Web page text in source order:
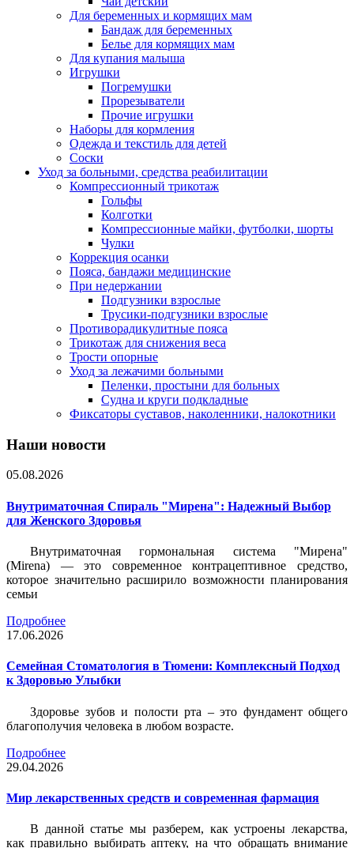
Для беременных и кормящих мам
Бандаж для беременных
Белье для кормящих мам
Для купания малыша
Игрушки
Погремушки
Прорезыватели
Прочие игрушки
Наборы для кормления
Одежда и текстиль для детей
Соски
Уход за больными, средства реабилитации
Компрессионный трикотаж
Гольфы
Колготки
Компрессионные майки, футболки, шорты
Чулки
Коррекция осанки
Пояса, бандажи медицинские
При недержании
Подгузники взрослые
Трусики-подгузники взрослые
Противорадикулитные пояса
Трикотаж для снижения веса
Трости опорные
Уход за лежачими больными
Пеленки, простыни для больных
Судна и круги подкладные
Фиксаторы суставов, наколенники, налокотники
Наши новости
05.08.2026
Внутриматочная Спираль "Мирена": Надежный Выбор
для Женского Здоровья
Внутриматочная гормональная система "Мирена"
(Mirena) — это современное контрацептивное средство,
которое значительно расширило возможности планирования
семьи
Подробнее
17.06.2026
Семейная Стоматология в Тюмени: Комплексный Подход
к Здоровью Улыбки
Здоровье зубов и полости рта – это фундамент общего
благополучия человека в любом возрасте.
Подробнее
29.04.2026
Мир лекарственных средств и современная фармация
В данной статье мы разберем, как устроены лекарства,
как правильно выбирать аптеку, на что обращать внимание